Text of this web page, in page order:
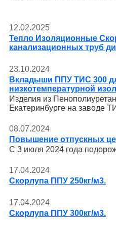
12.02.2025
Тепло Изоляционные
канализационных труб
23.10.2024
Вкладыши ППУ ТИС 300
низкотемпературной
Изделия из
Екатеринбурге на заводе
08.07.2024
Повышение отпускных
C 3 июля 2024 года
17.04.2024
Скорлупа ППУ 250кг/м3.
17.04.2024
Скорлупа ППУ 300кг/м3.